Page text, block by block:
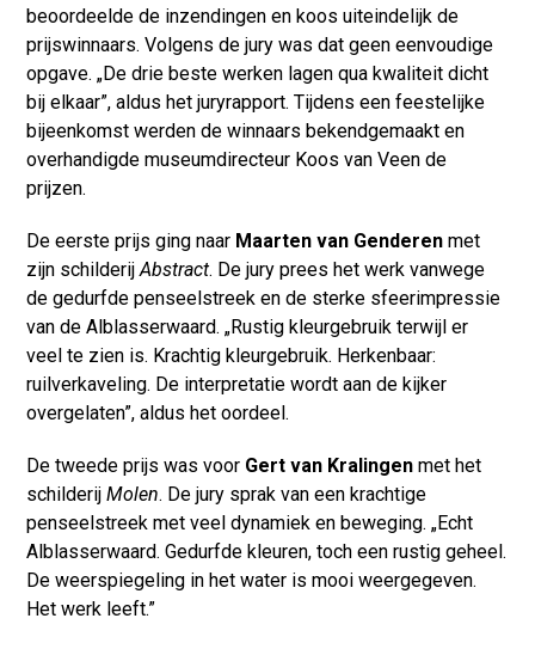
beoordeelde de inzendingen en koos uiteindelijk de
prijswinnaars. Volgens de jury was dat geen eenvoudige
opgave. „De drie beste werken lagen qua kwaliteit dicht
bij elkaar”, aldus het juryrapport. Tijdens een feestelijke
bijeenkomst werden de winnaars bekendgemaakt en
overhandigde museumdirecteur Koos van Veen de
prijzen.
De eerste prijs ging naar Maarten van Genderen met
zijn schilderijAbstract. De jury prees het werk vanwege
de gedurfde penseelstreek en de sterke sfeerimpressie
van de Alblasserwaard. „Rustig kleurgebruik terwijl er
veel te zien is. Krachtig kleurgebruik. Herkenbaar:
ruilverkaveling. De interpretatie wordt aan de kijker
overgelaten”, aldus het oordeel.
De tweede prijs was voor Gert van Kralingen met het
schilderijMolen. De jury sprak van een krachtige
penseelstreek met veel dynamiek en beweging. „Echt
Alblasserwaard. Gedurfde kleuren, toch een rustig geheel.
De weerspiegeling in het water is mooi weergegeven.
Het werk leeft.”